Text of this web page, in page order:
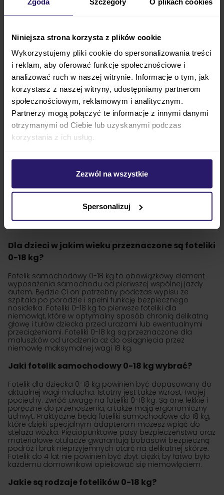
Niniejsza strona korzysta z plików cookie
Wykorzystujemy pliki cookie do spersonalizowania treści
i reklam, aby oferować funkcje społecznościowe i
analizować ruch w naszej witrynie. Informacje o tym, jak
korzystasz z naszej witryny, udostępniamy partnerom
społecznościowym, reklamowym i analitycznym.
Partnerzy mogą połączyć te informacje z innymi danymi
otrzymanymi od Ciebie lub uzyskanymi podczas
korzystania z ich usług.
Zezwól na wszystkie
Spersonalizuj
Foteliki isofix
Foteliki na pasy i isofix
Foteliki z Test Plus
Foteliki samochodowe 0-18 kg
Foteliki Avionaut 0-18 kg
Foteliki BeSafe 0-18 kg
Foteliki Maxi Cosi 0-18 kg
Foteliki obrotowe 0-18 kg
Foteliki 0-18 kg z isofix
Dla dzieci w jakim wieku przeznaczone są foteliki
0-18 kg?
Fotelik samochodowy 0-18 kg to obowiązkowy element
wyposażenia samochodu od pierwszej wspólnej jazdy
autem. Będzie Ci on potrzebny podczas wypisu ze
szpitala po porodzie i spełni funkcję bezpiecznego
nosidełka. Foteliki 0-18 kg to pierwsze foteliki dla
niemowląt, które w optymalny sposób chronią delikatną
głowę i tułów dziecka przed urazami lub ewentualnymi
przeciążeniami. Foteliki 0-18 kg są przeznaczone dla
maluszków od urodzenia aż do osiągnięcia przez
niemowlę maksymalnej wagi 18 kg.
Jaki fotelik samochodowy 0-18 kg wybrać?
Fotelik dla dziecka 0-18 kg powinien być dopasowany do
aktualnej wagi malucha. Istotny jest także wzrost Twojej
pociechy. Zwróć uwagę na foteliki 0-18 kg. Są one lekkie i
poręczne do przenoszenia, a także mają ergonomiczny
uchwyt. Praktyczne będą foteliki samochodowe do 18 kg,
które dzięki specjalnym adapterom możesz wpiąć do
stelaża wózka. Pięciopunktowe pasy bezpieczeństwa oraz
materiałowe otulacze gwarantują bobasowi bezpieczną
podróż i brak nieprzyjemnych otarć na delikatnej skórze.
Fotelik do 4 lat nie powinien być zbyt ciężki, by łatwo było
każdemu domownikowi opiekować się niemowlęciem.
Jakie są rodzaje fotelików 0-18 kg?